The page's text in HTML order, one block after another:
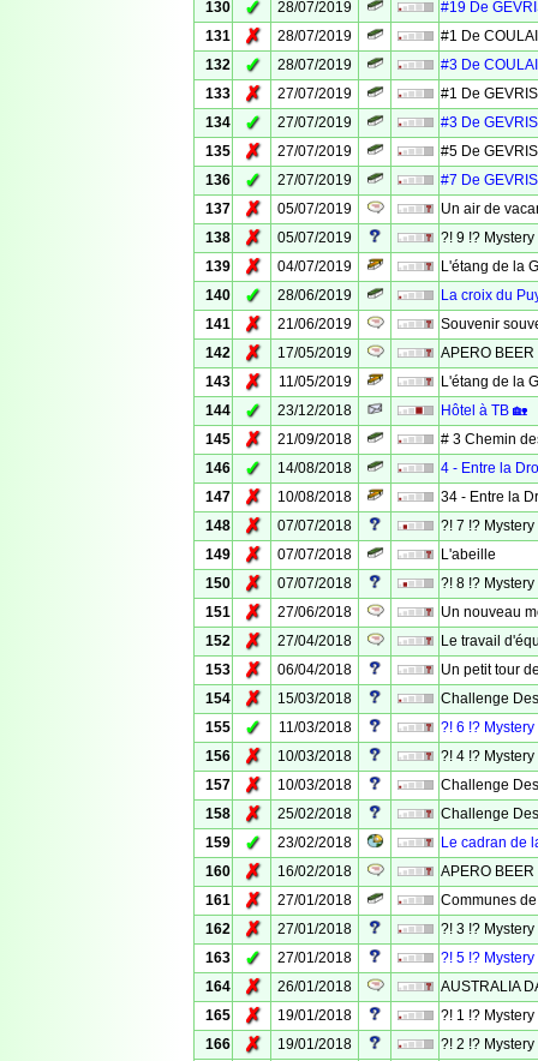
130 ✓ 28/07/2019
#19 De
131
✗ 28/07/2019
#1 De
132
✓ 28/07/2019
#3 De
133
✗ 27/07/2019
#1 De
134
✓ 27/07/2019
#3 De
135
✗ 27/07/2019
#5 De
136
✓ 27/07/2019
#7 De
137
✗ 05/07/2019
Un air de
138
✗ 05/07/2019
?! 9 !?
139
✗ 04/07/2019
L'étang de la
140
✓ 28/06/2019
La croix du
141
✗ 21/06/2019
Souvenir
142
✗ 17/05/2019
APERO
143
✗ 11/05/2019
L'étang de la
144
✓ 23/12/2018
Hôtel à TB 🏡
145
✗ 21/09/2018
# 3 Chemin
146
✓ 14/08/2018
4 - Entre la
147
✗ 10/08/2018
34 - Entre la
148
✗ 07/07/2018
?! 7 !?
149
✗ 07/07/2018
L'abeille
150
✗ 07/07/2018
?! 8 !?
151
✗ 27/06/2018
Un nouveau
152
✗ 27/04/2018
Le travail
153
✗ 06/04/2018
Un petit tour
154
✗ 15/03/2018
Challenge
155
✓ 11/03/2018
?! 6 !?
156
✗ 10/03/2018
?! 4 !?
157
✗ 10/03/2018
Challenge
158
✗ 25/02/2018
Challenge
159
✓ 23/02/2018
Le cadran de
160
✗ 16/02/2018
APERO
161
✗ 27/01/2018
Communes
162
✗ 27/01/2018
?! 3 !?
163
✓ 27/01/2018
?! 5 !?
164
✗ 26/01/2018
AUSTRALIA
165
✗ 19/01/2018
?! 1 !?
166
✗ 19/01/2018
?! 2 !?